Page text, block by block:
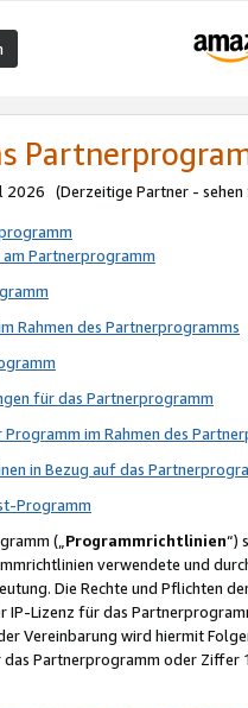
2026 (Derzeitige Partner - sehen
Partnerprogramm
Rahmen des Partnerprogramms
für das Partnerprogramm
im Rahmen des
in Bezug auf das
Programm
(„Programmrichtlinien“)
verwendete und
Die Rechte und Pflichten
Lizenz für das
Vereinbarung wird hiermit
Partnerprogramm oder